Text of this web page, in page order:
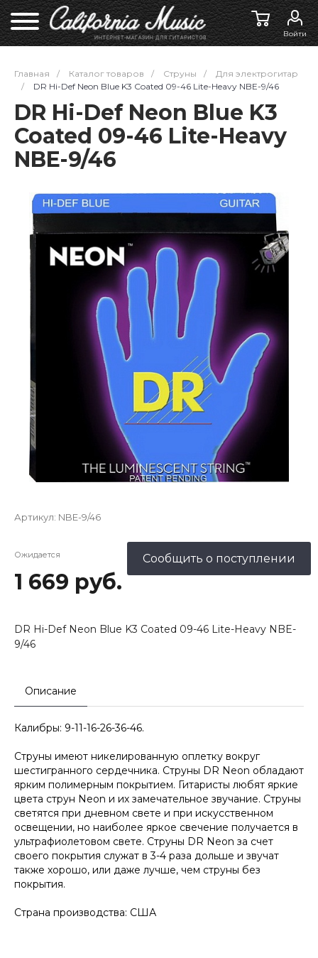
Войти
Главная / Каталог товаров / Струны /
Для электрогитар
/
DR Hi-Def Neon Blue K3 Coated 09-46 Lite-Heavy NBE-9/46
DR Hi-Def Neon Blue K3
Coated 09-46 Lite-Heavy
NBE-9/46
Артикул: NBE-9/46
Ожидается
1 669 руб.
Сообщить о поступлении
DR Hi-Def Neon Blue K3 Coated 09-46 Lite-Heavy NBE-
9/46
Описание
Калибры: 9-11-16-26-36-46.
Струны имеют никелированную оплетку вокруг
шестигранного сердечника. Струны DR Neon обладают
ярким полимерным покрытием. Гитаристы любят яркие
цвета струн Neon и их замечательное звучание. Струны
светятся при дневном свете и при искусственном
освещении, но наиболее яркое свечение получается в
ультрафиолетовом свете. Струны DR Neon за счет
своего покрытия служат в 3-4 раза дольше и звучат
также хорошо, или даже лучше, чем струны без
покрытия.
Страна производства: США